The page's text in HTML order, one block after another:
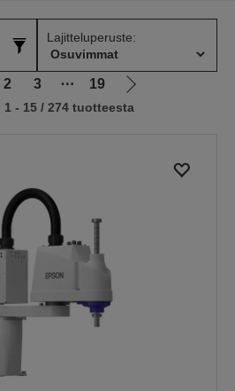
Lajitteluperuste:
2 3 ⋯ 19
Siirry
seuraavalle
1 - 15 / 274 tuotteesta